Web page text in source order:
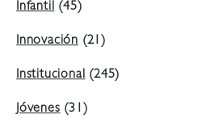
Infantil(45)
Innovación (21)
Institucional(245)
Jóvenes(31)